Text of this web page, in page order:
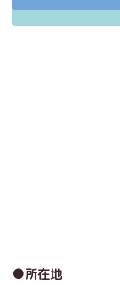
●所在地